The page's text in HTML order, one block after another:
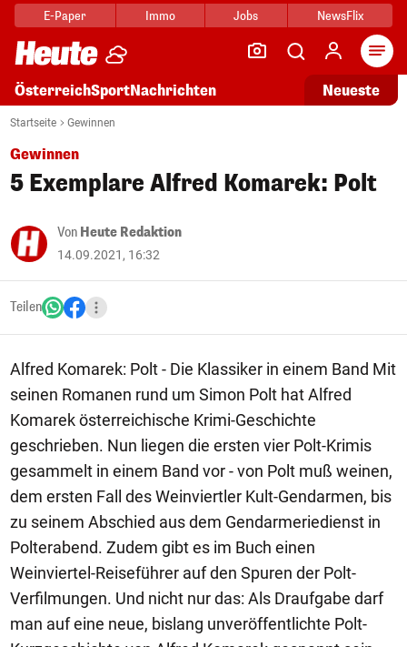
E-Paper Immo Jobs NewsFlix
ÖsterreichSportNachrichten Neueste
Startseite Gewinnen
Gewinnen
5 Exemplare Alfred Komarek: Polt
Von Heute Redaktion
14.09.2021, 16:32
Teilen
Alfred Komarek: Polt - Die Klassiker in einem Band Mit
seinen Romanen rund um Simon Polt hat Alfred
Komarek österreichische Krimi-Geschichte
geschrieben. Nun liegen die ersten vier Polt-Krimis
gesammelt in einem Band vor - von Polt muß weinen,
dem ersten Fall des Weinviertler Kult-Gendarmen, bis
zu seinem Abschied aus dem Gendarmeriedienst in
Polterabend. Zudem gibt es im Buch einen
Weinviertel-Reiseführer auf den Spuren der Polt-
Verfilmungen. Und nicht nur das: Als Draufgabe darf
man auf eine neue, bislang unveröffentlichte Polt-